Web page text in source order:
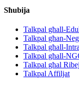
Sħubija
Talkpal għall-
Talkpal għan-
Talkpal għall-
Talkpal għall-
Talkpal għal
Talkpal Affiljat